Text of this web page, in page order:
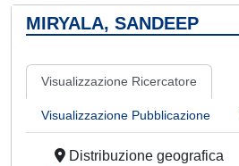
MIRYALA, SANDEEP
Visualizzazione Ricercatore
Visualizzazione Pubblicazione
Distribuzione geografica